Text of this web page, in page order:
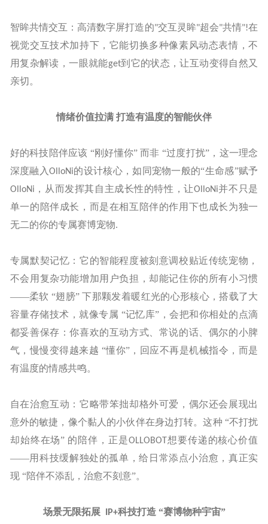
智眸共情交互：高清数字屏打造的"交互灵眸"超会"共情"!在
视觉交互技术加持下，它能切换多种像素风动态表情，不
用复杂解读，一眼就能get到它的状态，让互动变得自然又
亲切。
情绪价值拉满 打造有温度的智能伙伴
好的科技陪伴应该 “刚好懂你” 而非 “过度打扰”，这一理念
深度融入OlloNi的设计核心，如同宠物一般的“生命感”赋予
OlloNi ，从而发挥其自主成长性的特性，让OlloNi并不只是
单一的陪伴成长，而是在相互陪伴的作用下也成长为独一
无二的你的专属赛博宠物.
专属默契记忆：它的智能程度被刻意调校贴近传统宠物，
不会用复杂功能增加用户负担，却能记住你的所有小习惯
——柔软 “翅膀” 下那颗发着暖红光的心形核心，搭载了大
容量存储技术，就像专属 “记忆库”，会把和你相处的点滴
都妥善保存：你喜欢的互动方式、常说的话、偶尔的小脾
气，慢慢变得越来越 “懂你”，回应不再是机械指令，而是
有温度的情感共鸣。
自在治愈互动：它略带笨拙却格外可爱，偶尔还会展现出
意外的敏捷，像个黏人的小伙伴在身边打转。这种 “不打扰
却始终在场” 的陪伴，正是OLLOBOT 想要传递的核心价值
——用科技缓解独处的孤单，给日常添点小治愈，真正实
现 “陪伴不添乱，治愈不刻意”。
场景无限拓展 IP+科技打造 “赛博物种宇宙”